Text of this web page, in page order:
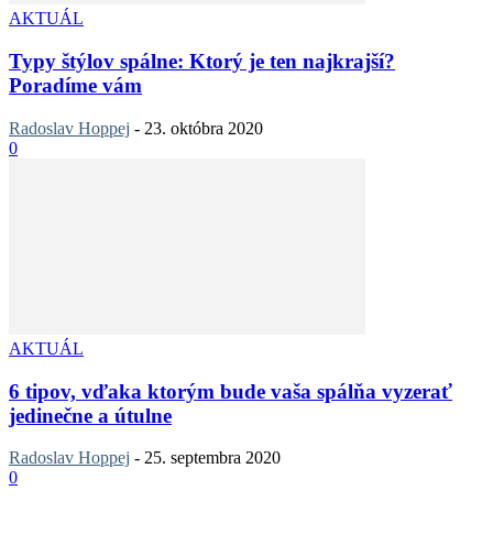
AKTUÁL
Typy štýlov spálne: Ktorý je ten najkrajší?
Poradíme vám
Radoslav Hoppej - 23. októbra 2020
0
AKTUÁL
6 tipov, vďaka ktorým bude vaša spálňa vyzerať
jedinečne a útulne
Radoslav Hoppej - 25. septembra 2020
0